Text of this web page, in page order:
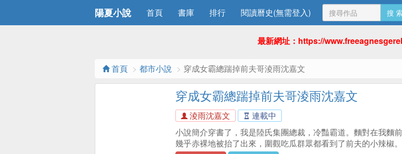
陽夏小說 首頁 書庫 排行 閱讀曆史(無需登入) 搜
最新網址：https://
首頁 都市小說 穿成女霸總踹掉前夫哥淩雨沈嘉文
穿成女霸總踹掉前夫哥淩雨沈嘉文
淩雨沈嘉文
連載中
小說簡介穿書了，我是陸氏集團總裁，冷豔霸道。麵對在我麵
幾乎赤裸地被抬了出來，圍觀吃瓜群眾都看到了前夫的小辣椒